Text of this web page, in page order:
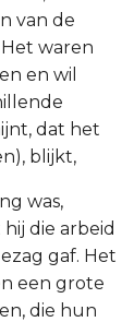
van de
waren
en wil
dat het
blijkt,
was,
die arbeid
gaf. Het
een grote
die hun